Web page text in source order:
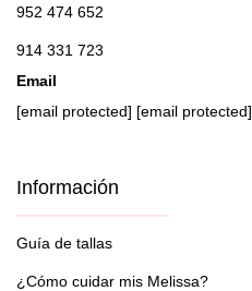
952 474 652
914 331 723
Email
[email protected] [email protected]
Información
Guía de tallas
¿Cómo cuidar mis Melissa?